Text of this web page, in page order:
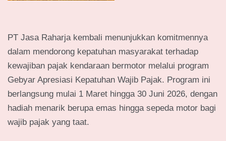
PT Jasa Raharja kembali menunjukkan komitmennya
dalam mendorong kepatuhan masyarakat terhadap
kewajiban pajak kendaraan bermotor melalui program
Gebyar Apresiasi Kepatuhan Wajib Pajak. Program ini
berlangsung mulai 1 Maret hingga 30 Juni 2026, dengan
hadiah menarik berupa emas hingga sepeda motor bagi
wajib pajak yang taat.